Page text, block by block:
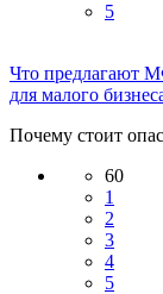
5
Что предлагают
для малого
Почему стоит
60
1
2
3
4
5